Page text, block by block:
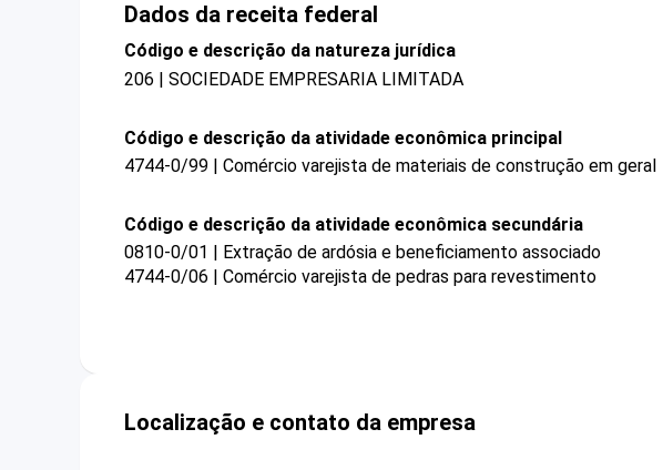
Dados da receita federal
Código e descrição da natureza jurídica
206 | SOCIEDADE EMPRESARIA LIMITADA
Código e descrição da atividade econômica principal
4744-0/99 | Comércio varejista de materiais de construção em geral
Código e descrição da atividade econômica secundária
0810-0/01 | Extração de ardósia e beneficiamento associado
4744-0/06 | Comércio varejista de pedras para revestimento
Localização e contato da empresa